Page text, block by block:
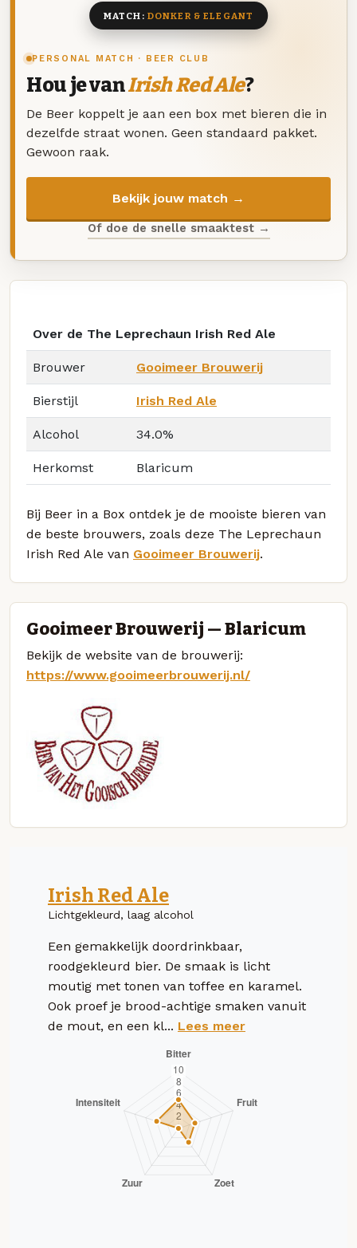
PERSONAL MATCH · BEER CLUB
Hou je vanIrish Red Ale?
De Beer koppelt je aan een box met bieren die in
dezelfde straat wonen. Geen standaard pakket.
Gewoon raak.
Bekijk jouw match →
Of doe de snelle smaaktest →
MATCH: DONKER & ELEGANT
Over de The Leprechaun Irish Red Ale
Brouwer Gooimeer Brouwerij
Bierstijl Irish Red Ale
Alcohol 34.0%
Herkomst Blaricum
Bij Beer in a Box ontdek je de mooiste bieren van
de beste brouwers, zoals deze The Leprechaun
Irish Red Ale van Gooimeer Brouwerij.
Gooimeer Brouwerij — Blaricum
Bekijk de website van de brouwerij:
https://www.gooimeerbrouwerij.nl/
Irish Red Ale
Lichtgekleurd, laag alcohol
Een gemakkelijk doordrinkbaar,
roodgekleurd bier. De smaak is licht
moutig met tonen van toffee en karamel.
Ook proef je brood-achtige smaken vanuit
de mout, en een kl... Lees meer